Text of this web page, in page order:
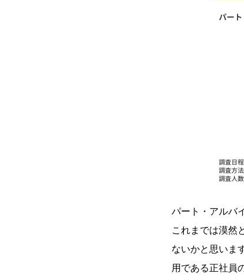
パート・アルバ
これまでは漠然
ないかと思いま
用である正社員